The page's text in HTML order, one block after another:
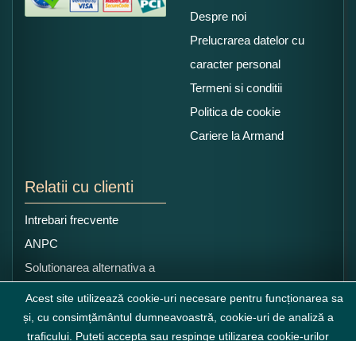
Despre noi
Prelucrarea datelor cu
caracter personal
Termeni si conditii
Politica de cookie
Cariere la Armand
Relatii cu clienti
Intrebari frecvente
ANPC
Solutionarea alternativa a
litigiilor
Acest site utilizează cookie-uri necesare pentru funcționarea sa
și, cu consimțământul dumneavoastră, cookie-uri de analiză a
traficului. Puteți accepta sau respinge utilizarea cookie-urilor